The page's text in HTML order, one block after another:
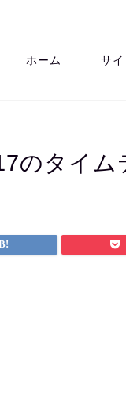
ホーム サ
のタイム